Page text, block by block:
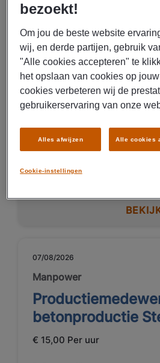
Steenwijk
€ 15,00 - € 17,00 Per uur
Steenwijk
Fulltime
Uitzenden
07/08/2026
Manpower
betonproductie
€ 15,00 Per uur
bezoekt!
Om jou de beste website
wij, en derde partijen, gebruik
"Alle cookies accepteren" te
het opslaan van cookies op
cookies verbeteren wij de
gebruikerservaring van onze
Cookie-instellingen
Alles afwijzen Alle cookies